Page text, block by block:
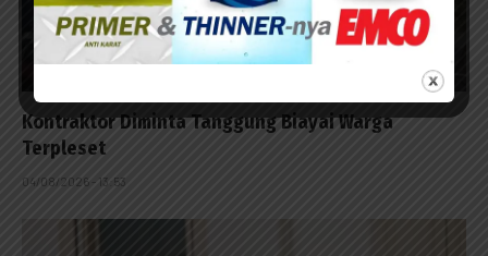
Kontraktor Diminta Tanggung Biayai Warga
Terpleset
04/08/2026 - 13:53